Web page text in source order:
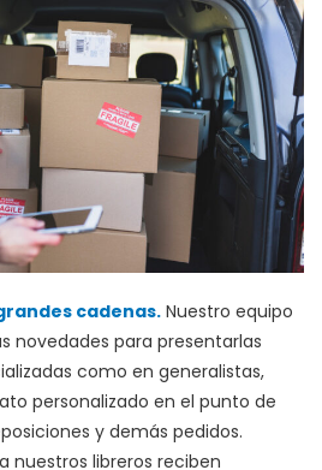
cadenas.Nuestro equipo
novedades para presentarlas
como en generalistas,
personalizado en el punto de
y demás pedidos.
nuestros libreros reciben